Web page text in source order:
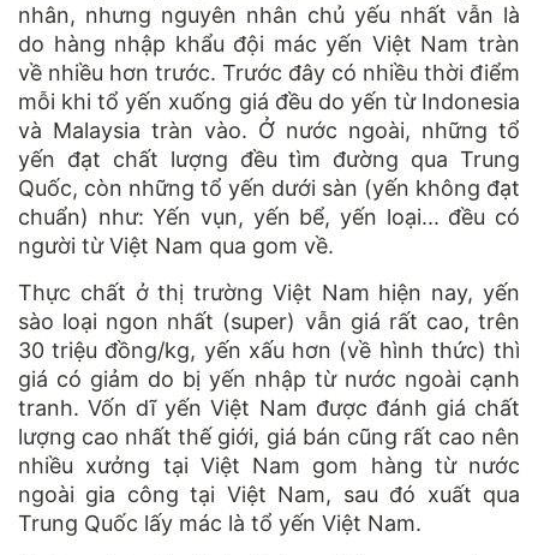
nhân, nhưng nguyên nhân chủ yếu nhất vẫn là
do hàng nhập khẩu đội mác yến Việt Nam tràn
về nhiều hơn trước. Trước đây có nhiều thời điểm
mỗi khi tổ yến xuống giá đều do yến từ Indonesia
và Malaysia tràn vào. Ở nước ngoài, những tổ
yến đạt chất lượng đều tìm đường qua Trung
Quốc, còn những tổ yến dưới sàn (yến không đạt
chuẩn) như: Yến vụn, yến bể, yến loại... đều có
người từ Việt Nam qua gom về.
Thực chất ở thị trường Việt Nam hiện nay, yến
sào loại ngon nhất (super) vẫn giá rất cao, trên
30 triệu đồng/kg, yến xấu hơn (về hình thức) thì
giá có giảm do bị yến nhập từ nước ngoài cạnh
tranh. Vốn dĩ yến Việt Nam được đánh giá chất
lượng cao nhất thế giới, giá bán cũng rất cao nên
nhiều xưởng tại Việt Nam gom hàng từ nước
ngoài gia công tại Việt Nam, sau đó xuất qua
Trung Quốc lấy mác là tổ yến Việt Nam.